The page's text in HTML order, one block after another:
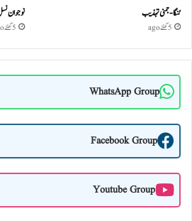
گنگا-جمنی تہذیب
5 گھنٹے ago
نوجوان
5 گھنٹے ago
WhatsApp Group
Facebook Group
Youtube Group